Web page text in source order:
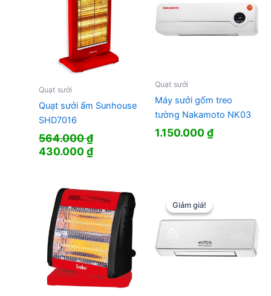
Quạt sưởi
Quạt sưởi ấm Sunhouse
SHD7016
564.000₫
Giá
564.000 ₫.
430.000₫Giá
là:
430.000 ₫.
Quạt sưởi
Máy sưởi gốm treo
tường Nakamoto NK03
1.150.000₫
Giảm giá!
Giảm giá!